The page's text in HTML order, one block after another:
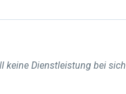
keine Dienstleistung bei sich